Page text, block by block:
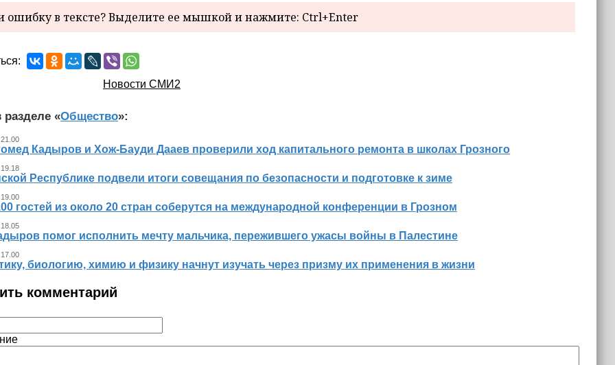
в тексте? Выделите ее мышкой и нажмите: Ctrl+Enter
Новости СМИ2
разделе «Общество»:
Кадыров и Хож-Бауди Дааев проверили ход капитального ремонта в школах Грозного
Республике подвели итоги совещания по безопасности и подготовке к зиме
гостей из около 20 стран соберутся на международной конференции в Грозном
помог исполнить мечту мальчика, пережившего ужасы войны в Палестине
биологию, химию и физику начнут изучать через призму их применения в жизни
комментарий